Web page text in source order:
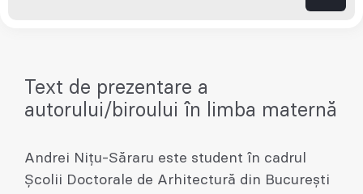
Text de prezentare a
autorului/biroului în limba maternă
Andrei Nițu-Săraru este student în cadrul
Școlii Doctorale de Arhitectură din București